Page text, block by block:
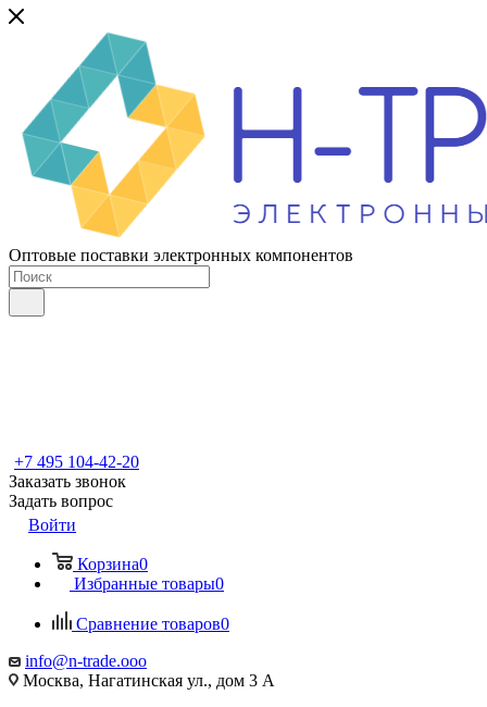
Оптовые поставки электронных компонентов
+7 495 104-42-20
Заказать звонок
Задать вопрос
Войти
Корзина0
Избранные товары0
Сравнение товаров0
info@n-trade.ooo
Москва, Нагатинская ул., дом 3 А